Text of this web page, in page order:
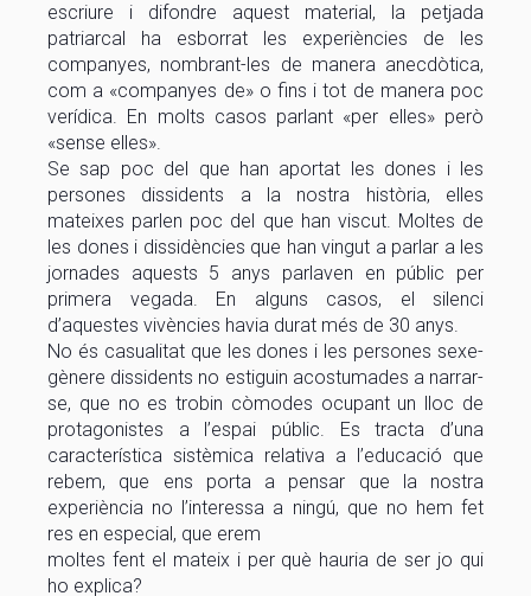
escriure i difondre aquest material, la petjada
patriarcal ha esborrat les experiències de les
companyes, nombrant-les de manera anecdòtica,
com a «companyes de» o fins i tot de manera poc
verídica. En molts casos parlant «per elles» però
«sense elles».
Se sap poc del que han aportat les dones i les
persones dissidents a la nostra història, elles
mateixes parlen poc del que han viscut. Moltes de
les dones i dissidències que han vingut a parlar a les
jornades aquests 5 anys parlaven en públic per
primera vegada. En alguns casos, el silenci
d’aquestes vivències havia durat més de 30 anys.
No és casualitat que les dones i les persones sexe-
gènere dissidents no estiguin acostumades a narrar-
se, que no es trobin còmodes ocupant un lloc de
protagonistes a l’espai públic. Es tracta d’una
característica sistèmica relativa a l’educació que
rebem, que ens porta a pensar que la nostra
experiència no l’interessa a ningú, que no hem fet
res en especial, que erem
moltes fent el mateix i per què hauria de ser jo qui
ho explica?